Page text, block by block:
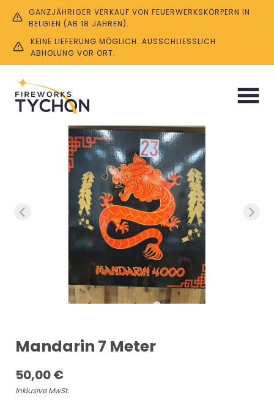
GANZJÄHRIGER VERKAUF VON FEUERWERKSKÖRPERN IN
BELGIEN (AB 18 JAHREN).
KEINE LIEFERUNG MÖGLICH. AUSSCHLIESSLICH A
BHOLUNG VOR ORT.
Start/Böller & Knaller
Mandarin 7 Meter
50,00€
Inklusive MwSt.